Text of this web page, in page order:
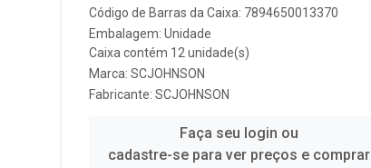
Código de Barras da Caixa: 7894650013370
Embalagem: Unidade
Caixa contém 12 unidade(s)
Marca: SCJOHNSON
Fabricante: SCJOHNSON
Faça seu login ou
cadastre-se para ver preços e comprar